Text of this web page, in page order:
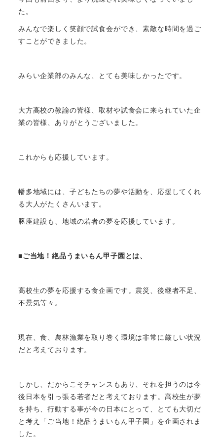
た。
みんなで楽しく笑顔で試食会ができ、素敵な時間を過ご
すことができました。
みらい企業部のみんな、とても美味しかったです。
大方高校の教諭の皆様、取材や試食会に来られていた企
業の皆様、ありがとうございました。
これからも応援しています。
幡多地域には、子どもたちの夢や活動を、応援してくれ
る大人がたくさんいます。
豚座建設も、地域の若者の夢を応援しています。
■ご当地！絶品うまいもん甲子園とは、
高校生の夢を応援する食企画です。震災、後継者不足、
不景気等々。
現在、食、農林漁業を取り巻く環境は非常に厳しい状況
だと考えております。
しかし、だからこそチャンスもあり、それを担うのは今
後日本を引っ張る若者だと考えております。高校生が夢
を持ち、行動する事が今の日本にとって、とても大切だ
と考え「ご当地！絶品うまいもん甲子園」を企画されま
した。